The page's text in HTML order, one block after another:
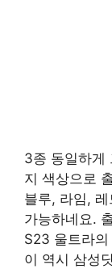
3종 동일하게
지 색상으로
블루, 라임,
가능하네요.
S23 울트라
이 역시 삼성